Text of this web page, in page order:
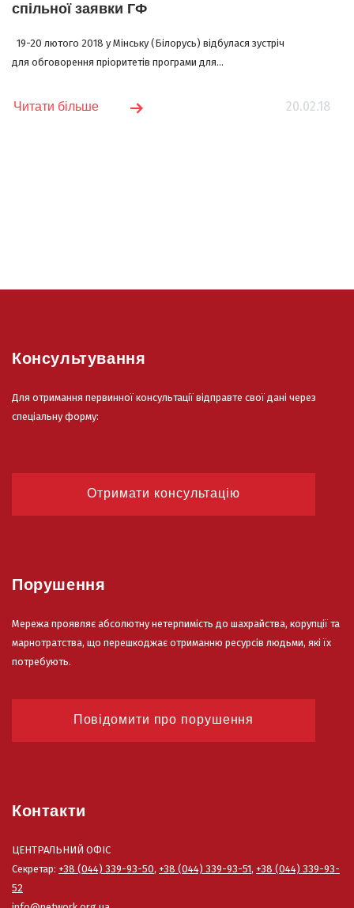
спільної заявки ГФ
19-20 лютого 2018 у Мінську (Білорусь) відбулася зустріч
для обговорення пріоритетів програми для...
20.02.18
Читати більше
Консультування
Для отримання первинної консультації відправте свої дані через
спеціальну форму:
Отримати консультацію
Порушення
Мережа проявляє абсолютну нетерпимість до шахрайства, корупції та
марнотратства, що перешкоджає отриманню ресурсів людьми, які їх
потребують.
Повідомити про порушення
Контакти
ЦЕНТРАЛЬНИЙ ОФІС
Секретар: +38 (044) 339-93-50, +38 (044) 339-93-51, +38 (044) 339-93-
52